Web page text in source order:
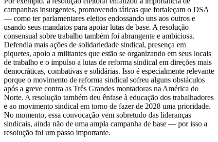
campanhas insurgentes, promovendo táticas que fortaleçam o DSA
— como ter parlamentares eleitos endossando uns aos outros e
usando seus mandatos para apoiar lutas de base. A resolução
consensual sobre trabalho também foi abrangente e ambiciosa.
Defendia mais ações de solidariedade sindical, presença em
piquetes, apoio a militantes que estão se organizando em seus locais
de trabalho e o impulso a lutas de reforma sindical em direções mais
democráticas, combativas e solidárias. Isso é especialmente relevante
porque o movimento de reforma sindical sofreu alguns obstáculos
após a greve contra as Três Grandes montadoras na América do
Norte. A resolução também deu ênfase à educação dos trabalhadores
e ao movimento sindical em torno de fazer de 2028 uma prioridade.
No momento, essa convocação vem sobretudo das lideranças
sindicais, ainda não de uma ampla campanha de base — por isso a
resolução foi um passo importante.